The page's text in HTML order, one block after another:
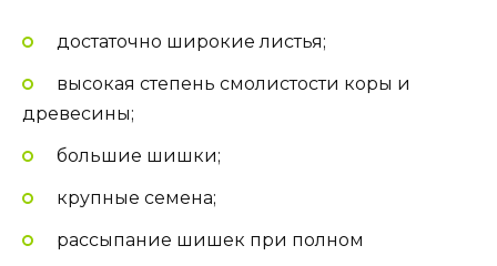
достаточно широкие листья;
высокая степень смолистости коры и
древесины;
большие шишки;
крупные семена;
рассыпание шишек при полном